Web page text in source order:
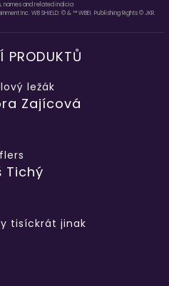
names and related indicia
Inc. WB SHIELD: © & ™ WBEI. Publishing Rights © JKR.
PRODUKTŮ
ležák
Zajícová
Tichý
tisíckrát jinak